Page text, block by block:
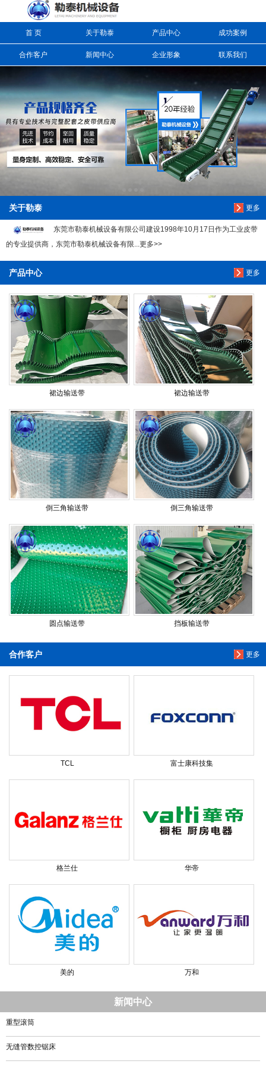
首 页 关于勒泰 产品中心 成功案例
合作客户 新闻中心 企业形象 联系我们
更多
关于勒泰
东莞市勒泰机械设备有限公司建设1998年10月17日作为工业皮带
的专业提供商，东莞市勒泰机械设备有限...更多>>
更多
产品中心
裙边输送带 裙边输送带
倒三角输送带 倒三角输送带
圆点输送带 挡板输送带
更多
合作客户
TCL 富士康科技集
格兰仕 华帝
美的 万和
新闻中心
重型滚筒
无缝管数控锯床
信息搜索
搜索